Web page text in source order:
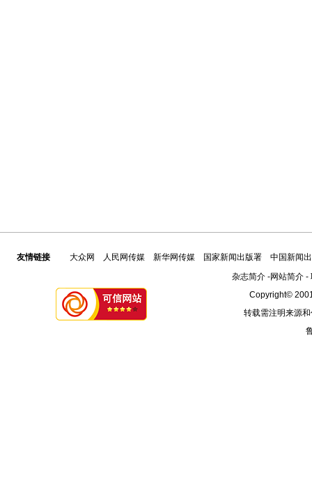
友情链接 大众网 人民网传媒 新华网传媒 国家新闻出版署
中国新闻
杂志简介-网站简介-
Copyright©
转载需注明来源